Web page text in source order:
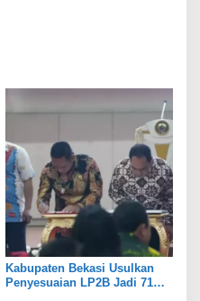
Kabupaten Bekasi Usulkan
Penyesuaian LP2B Jadi 71